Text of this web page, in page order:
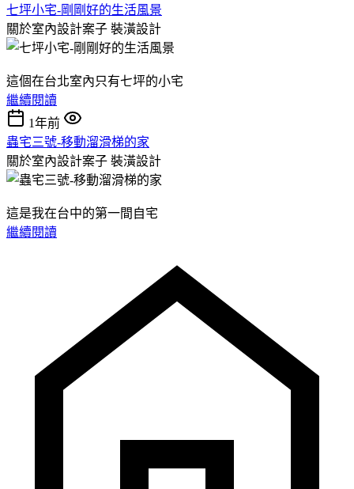
七坪小宅-剛剛好的生活風景
關於室內設計案子 裝潢設計
這個在台北室內只有七坪的小宅
繼續閱讀
1年前
蟲宅三號-移動溜滑梯的家
關於室內設計案子 裝潢設計
這是我在台中的第一間自宅
繼續閱讀